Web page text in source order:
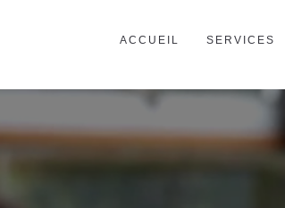
ACCUEIL SERVICES